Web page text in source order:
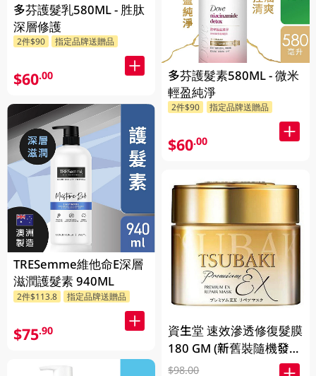
多芬護髮乳580ML - 胜肽
深層修護
2件$90 指定品牌送贈品
$60.00
TRESemme維他命E深層
滋潤護髮素 940ML
2件$113.8 指定品牌送贈品
$75.90
多芬護髮素580ML - 微米
輕盈純淨
2件$90 指定品牌送贈品
$60.00
資生堂 速效滲透修復髮膜
180 GM (新舊裝隨機發
貨)
$98.00